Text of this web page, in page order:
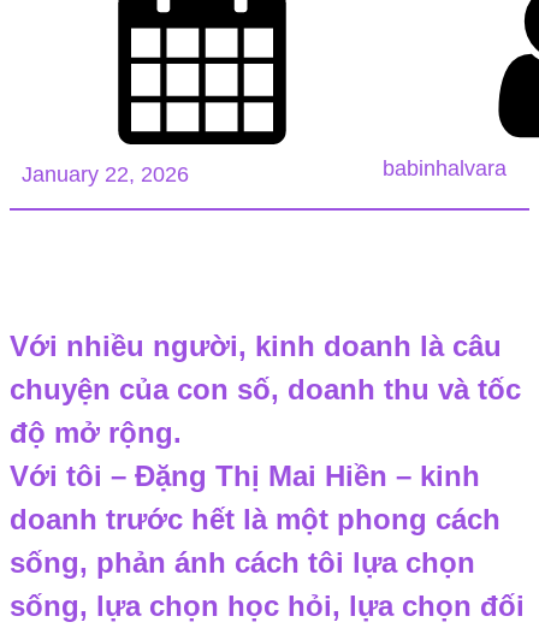
January 22, 2026 babinhalvara
Với nhiều người, kinh doanh là câu
chuyện của con số, doanh thu và tốc
độ mở rộng.
Với tôi – Đặng Thị Mai Hiền – kinh
doanh trước hết là một phong cách
sống, phản ánh cách tôi lựa chọn
sống, lựa chọn học hỏi, lựa chọn đối